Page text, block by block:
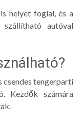
helyet foglal, és a
szállítható autóval
csendes tengerparti
Kezdők számára